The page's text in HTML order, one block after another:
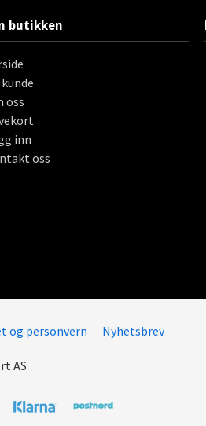
butikken
oss
inn
oss
og personvern Nyhetsbrev
AS